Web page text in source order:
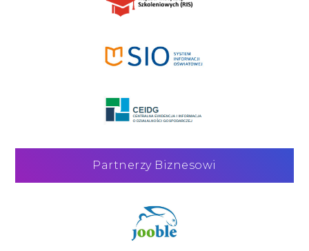
Partnerzy Biznesowi